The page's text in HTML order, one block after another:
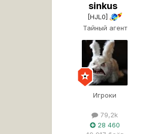
sinkus
[HJL0]
Тайный агент
Игроки
79,2k
28 460